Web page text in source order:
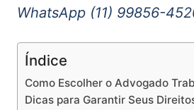
WhatsApp (11) 99856-
Índice
Como Escolher o Advogado
Dicas para Garantir Seus